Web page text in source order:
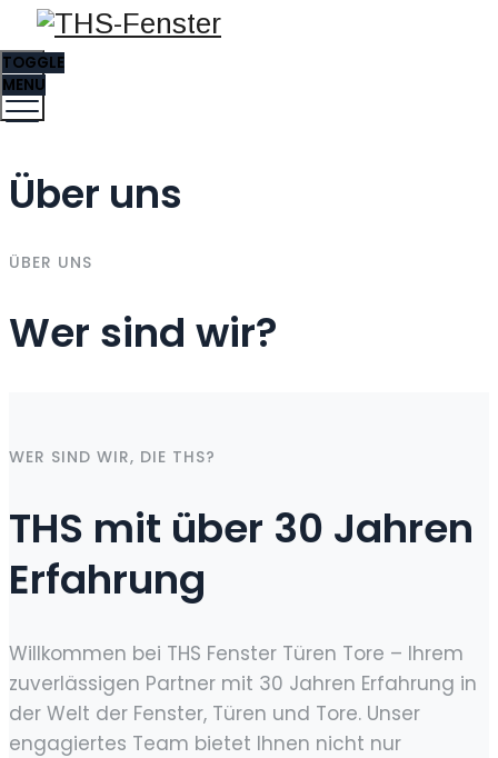
TOGGLE
MENU
Über uns
ÜBER UNS
Wer sind wir?
WER SIND WIR, DIE THS?
THS mit über 30 Jahren
Erfahrung
Willkommen bei THS Fenster Türen Tore – Ihrem
zuverlässigen Partner mit 30 Jahren Erfahrung in
der Welt der Fenster, Türen und Tore. Unser
engagiertes Team bietet Ihnen nicht nur